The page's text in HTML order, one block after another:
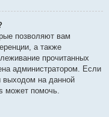
позволяют вам
а также
прочитанных
администратором. Если
выходом на данной
может помочь.